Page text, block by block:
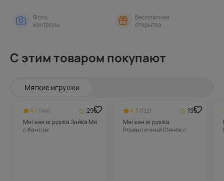
Фото
контроль
Бесплатная
открытка
С этим товаром покупают
Мягкие игрушки
4.1 (144)
296
Мягкая игрушка Зайка Ми
с бантом
4.3 (132)
195
Мягкая игрушка
Романтичный Щенок с